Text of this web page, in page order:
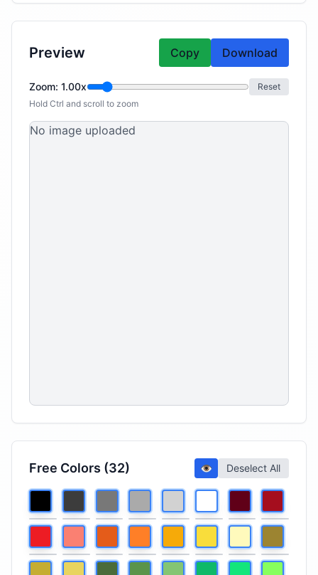
Preview Copy Download
Zoom: 1.00x
Reset
Hold Ctrl and scroll to zoom
No image uploaded
Free Colors (32) 👁️ Deselect All